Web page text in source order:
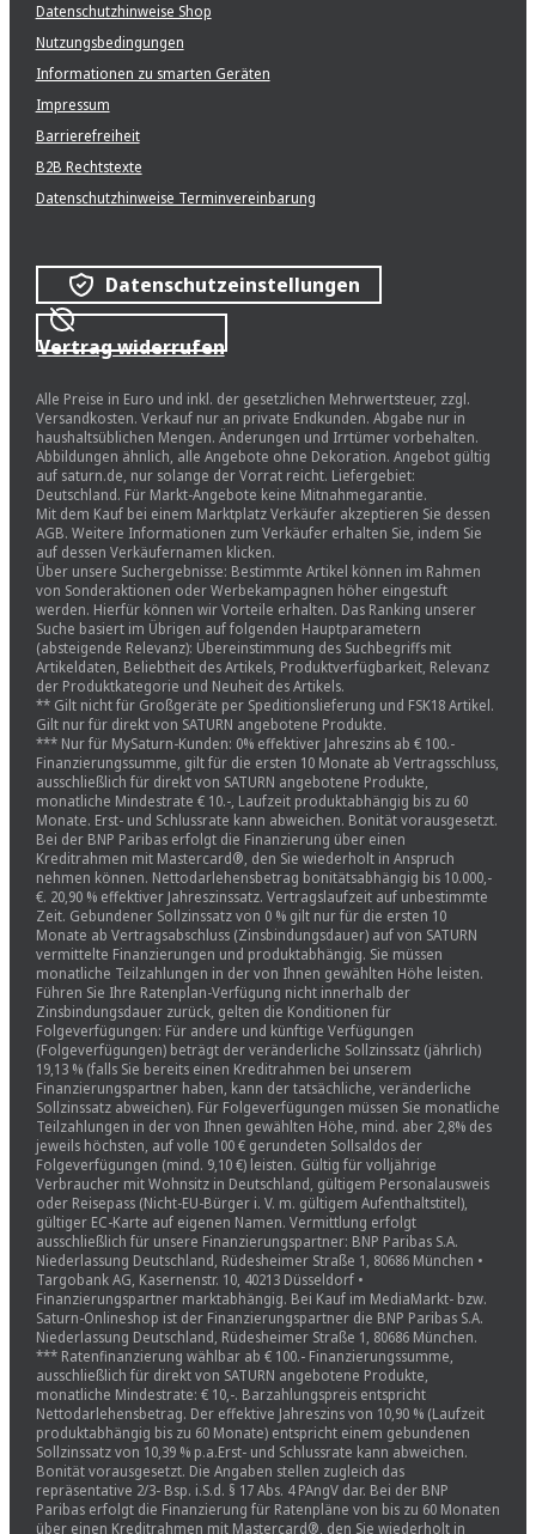
Datenschutzhinweise Shop
Nutzungsbedingungen
Informationen zu smarten Geräten
Impressum
Barrierefreiheit
B2B Rechtstexte
Datenschutzhinweise Terminvereinbarung
Datenschutzeinstellungen
Vertrag widerrufen
Alle Preise in Euro und inkl. der gesetzlichen Mehrwertsteuer, zzgl.
Versandkosten. Verkauf nur an private Endkunden. Abgabe nur in
haushaltsüblichen Mengen. Änderungen und Irrtümer vorbehalten.
Abbildungen ähnlich, alle Angebote ohne Dekoration. Angebot gültig
auf saturn.de, nur solange der Vorrat reicht. Liefergebiet:
Deutschland. Für Markt-Angebote keine Mitnahmegarantie.
Mit dem Kauf bei einem Marktplatz Verkäufer akzeptieren Sie dessen
AGB. Weitere Informationen zum Verkäufer erhalten Sie, indem Sie
auf dessen Verkäufernamen klicken.
Über unsere Suchergebnisse: Bestimmte Artikel können im Rahmen
von Sonderaktionen oder Werbekampagnen höher eingestuft
werden. Hierfür können wir Vorteile erhalten. Das Ranking unserer
Suche basiert im Übrigen auf folgenden Hauptparametern
(absteigende Relevanz): Übereinstimmung des Suchbegriffs mit
Artikeldaten, Beliebtheit des Artikels, Produktverfügbarkeit, Relevanz
der Produktkategorie und Neuheit des Artikels.
** Gilt nicht für Großgeräte per Speditionslieferung und FSK18 Artikel.
Gilt nur für direkt von SATURN angebotene Produkte.
*** Nur für MySaturn-Kunden: 0% effektiver Jahreszins ab € 100.-
Finanzierungssumme, gilt für die ersten 10 Monate ab Vertragsschluss,
ausschließlich für direkt von SATURN angebotene Produkte,
monatliche Mindestrate € 10.-, Laufzeit produktabhängig bis zu 60
Monate. Erst- und Schlussrate kann abweichen. Bonität vorausgesetzt.
Bei der BNP Paribas erfolgt die Finanzierung über einen
Kreditrahmen mit Mastercard®, den Sie wiederholt in Anspruch
nehmen können. Nettodarlehensbetrag bonitätsabhängig bis 10.000,-
€. 20,90 % effektiver Jahreszinssatz. Vertragslaufzeit auf unbestimmte
Zeit. Gebundener Sollzinssatz von 0 % gilt nur für die ersten 10
Monate ab Vertragsabschluss (Zinsbindungsdauer) auf von SATURN
vermittelte Finanzierungen und produktabhängig. Sie müssen
monatliche Teilzahlungen in der von Ihnen gewählten Höhe leisten.
Führen Sie Ihre Ratenplan-Verfügung nicht innerhalb der
Zinsbindungsdauer zurück, gelten die Konditionen für
Folgeverfügungen: Für andere und künftige Verfügungen
(Folgeverfügungen) beträgt der veränderliche Sollzinssatz (jährlich)
19,13 % (falls Sie bereits einen Kreditrahmen bei unserem
Finanzierungspartner haben, kann der tatsächliche, veränderliche
Sollzinssatz abweichen). Für Folgeverfügungen müssen Sie monatliche
Teilzahlungen in der von Ihnen gewählten Höhe, mind. aber 2,8% des
jeweils höchsten, auf volle 100 € gerundeten Sollsaldos der
Folgeverfügungen (mind. 9,10 €) leisten. Gültig für volljährige
Verbraucher mit Wohnsitz in Deutschland, gültigem Personalausweis
oder Reisepass (Nicht-EU-Bürger i. V. m. gültigem Aufenthaltstitel),
gültiger EC-Karte auf eigenen Namen. Vermittlung erfolgt
ausschließlich für unsere Finanzierungspartner: BNP Paribas S.A.
Niederlassung Deutschland, Rüdesheimer Straße 1, 80686 München •
Targobank AG, Kasernenstr. 10, 40213 Düsseldorf •
Finanzierungspartner marktabhängig. Bei Kauf im MediaMarkt- bzw.
Saturn-Onlineshop ist der Finanzierungspartner die BNP Paribas S.A.
Niederlassung Deutschland, Rüdesheimer Straße 1, 80686 München.
*** Ratenfinanzierung wählbar ab € 100.- Finanzierungssumme,
ausschließlich für direkt von SATURN angebotene Produkte,
monatliche Mindestrate: € 10,-. Barzahlungspreis entspricht
Nettodarlehensbetrag. Der effektive Jahreszins von 10,90 % (Laufzeit
produktabhängig bis zu 60 Monate) entspricht einem gebundenen
Sollzinssatz von 10,39 % p.a.Erst- und Schlussrate kann abweichen.
Bonität vorausgesetzt. Die Angaben stellen zugleich das
repräsentative 2/3- Bsp. i.S.d. § 17 Abs. 4 PAngV dar. Bei der BNP
Paribas erfolgt die Finanzierung für Ratenpläne von bis zu 60 Monaten
über einen Kreditrahmen mit Mastercard®, den Sie wiederholt in